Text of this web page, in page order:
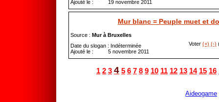
Ajouté le : 19 novembre 2011
Mur blanc = Peuple muet et
Source : Mur à Bruxelles
Date du slogan : Indéterminée
Ajouté le : 5 novembre 2011
Voter (+) (-)
1 2 3 4 5 6 7 8 9 10 11 12 13 14 15 16
Aideogame